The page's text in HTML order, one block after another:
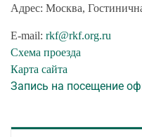
Адрес: Москва,
E-mail: rkf@rkf.org.ru
Схема проезда
Карта сайта
Запись на посещение